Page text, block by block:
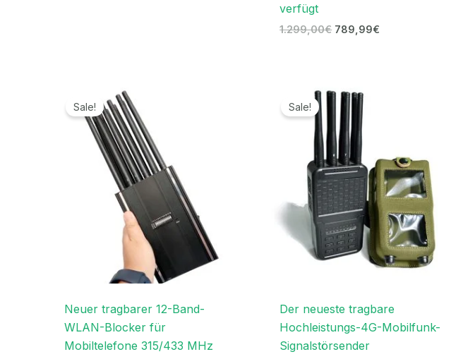
verfügt
1.299,00€ 789,99€
Sale!
Neuer tragbarer 12-Band-
WLAN-Blocker für
Mobiltelefone 315/433 MHz
Ursprünglicher
Preis
war:
1.299,00€
Sale!
Der neueste tragbare
Hochleistungs-4G-Mobilfunk-
Signalstörsender
Ursprünglicher
Preis
war:
799,00€